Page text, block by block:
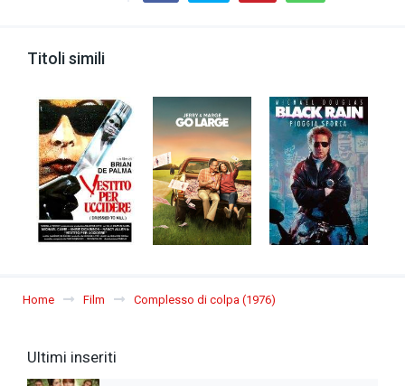
Titoli simili
Home Film Complesso di colpa (1976)
Ultimi inseriti